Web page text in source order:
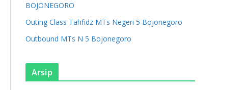
BOJONEGORO
Outing Class Tahfidz MTs Negeri 5 Bojonegoro
Outbound MTs N 5 Bojonegoro
Arsip